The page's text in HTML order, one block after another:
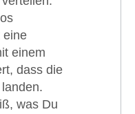
eine
einem
dass die
was Du